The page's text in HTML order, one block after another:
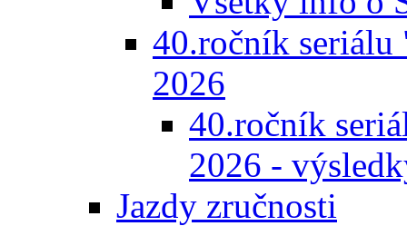
40.ročník
2026
40.ročník
2026 -
Jazdy zručnosti